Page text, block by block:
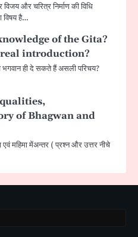
और चरित्र निर्माण की विधि
है…
of the Gita?
real introduction?
भगवान ही दे सकते हैं असली परिचय?
of Bhagwan and
महिमा मेंअन्तर ( प्रश्न और उत्तर नीचे